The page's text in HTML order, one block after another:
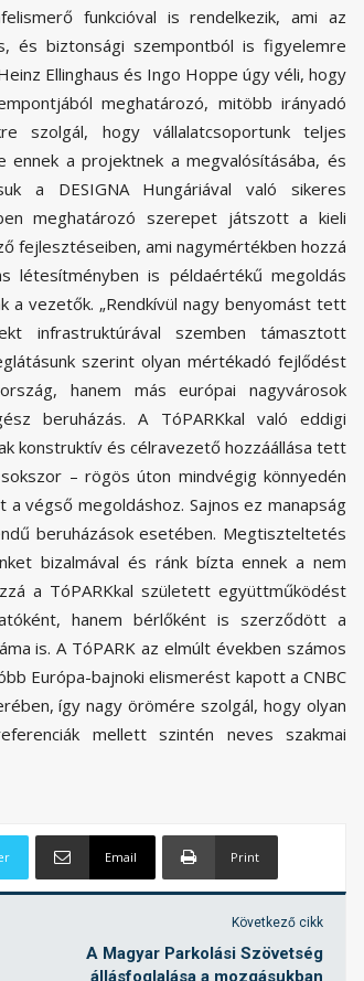
funkcióval is rendelkezik, ami az
és biztonsági szempontból is figyelemre
Ellinghaus és Ingo Hoppe úgy véli, hogy
meghatározó, mitöbb irányadó
szolgál, hogy vállalatcsoportunk teljes
a projektnek a megvalósításába, és
a DESIGNA Hungáriával való sikeres
meghatározó szerepet játszott a kieli
fejlesztéseiben, ami nagymértékben hozzá
létesítményben is példaértékű megoldás
a vezetők. „Rendkívül nagy benyomást tett
infrastruktúrával szemben támasztott
szerint olyan mértékadó fejlődést
hanem más európai nagyvárosok
beruházás. A TóPARKkal való eddigi
konstruktív és célravezető hozzáállása tett
– rögös úton mindvégig könnyedén
végső megoldáshoz. Sajnos ez manapság
beruházások esetében. Megtiszteltetés
bizalmával és ránk bízta ennek a nem
a TóPARKkal született együttműködést
hanem bérlőként is szerződött a
is. A TóPARK az elmúlt években számos
Európa-bajnoki elismerést kapott a CNBC
így nagy örömére szolgál, hogy olyan
mellett szintén neves szakmai
Email Print
Következő cikk
A Magyar Parkolási Szövetség
állásfoglalása a mozgásukban